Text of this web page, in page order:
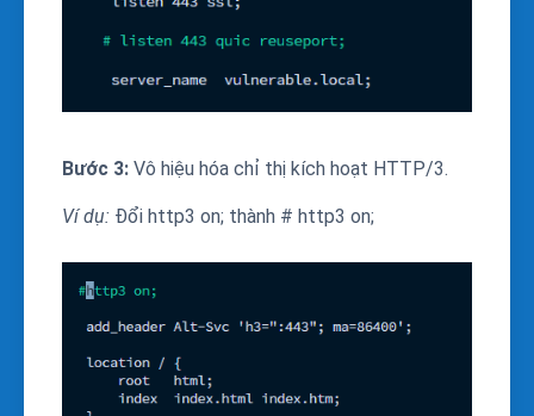
Bước 3: Vô hiệu hóa chỉ thị kích hoạt HTTP/3.
Ví dụ: Đổi http3 on; thành # http3 on;